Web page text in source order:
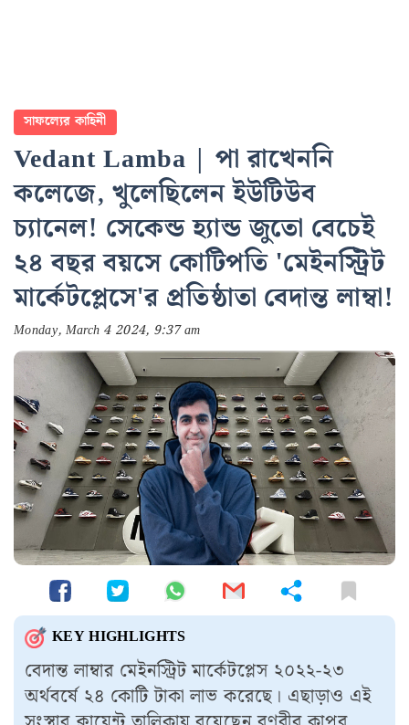
সাফল্যের কাহিনী
Vedant Lamba | পা রাখেননি
কলেজে, খুলেছিলেন ইউটিউব
চ্যানেল! সেকেন্ড হ্যান্ড জুতো বেচেই
২৪ বছর বয়সে কোটিপতি 'মেইনস্ট্রিট
মার্কেটপ্লেসে'র প্রতিষ্ঠাতা বেদান্ত লাম্বা!
Monday, March 4 2024, 9:37 am
KEY HIGHLIGHTS
বেদান্ত লাম্বার মেইনস্ট্রিট মার্কেটপ্লেস ২০২২-২৩
অর্থবর্ষে ২৪ কোটি টাকা লাভ করেছে। এছাড়াও এই